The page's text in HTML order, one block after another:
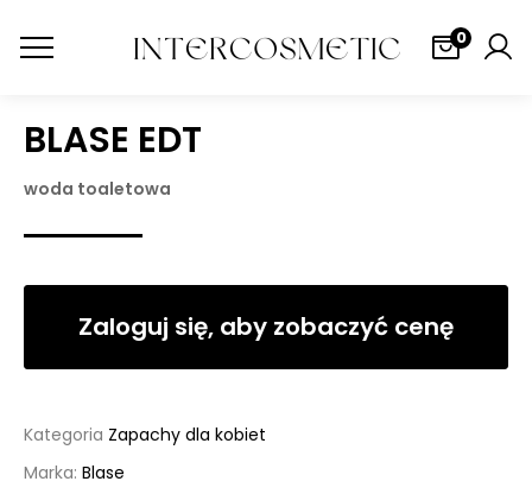
0
BLASE EDT
woda toaletowa
Zaloguj się, aby zobaczyć cenę
Kategoria Zapachy dla kobiet
Marka: Blase